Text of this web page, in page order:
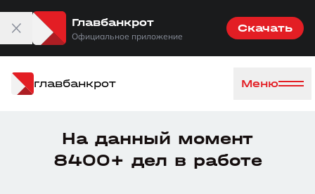
Главбанкрот
Официальное приложение
Скачать
главбанкрот Меню
На данный момент
8400+ дел в работе